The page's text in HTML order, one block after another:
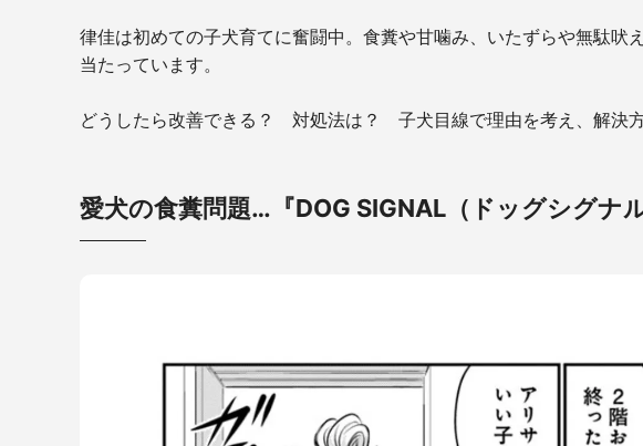
律佳は初めての子犬育てに奮闘中。食糞や甘噛み、いたずらや無駄吠
当たっています。
どうしたら改善できる？ 対処法は？ 子犬目線で理由を考え、解決方
愛犬の食糞問題…『DOG SIGNAL（ドッグシグナ